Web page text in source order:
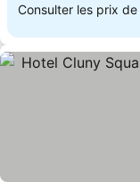
Consulter les prix de